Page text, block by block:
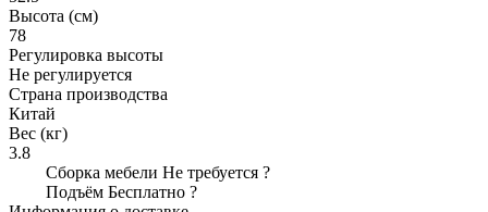
Высота (см)
78
Регулировка высоты
Не регулируется
Страна производства
Китай
Вес (кг)
3.8
Сборка мебели Не требуется ?
Подъём Бесплатно ?